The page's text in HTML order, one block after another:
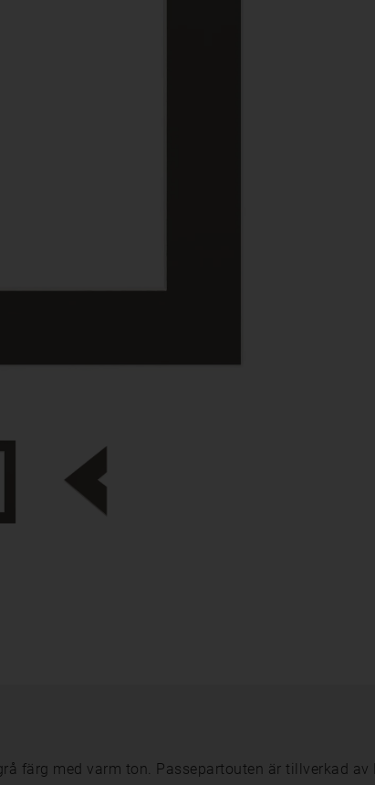
färg med varm ton. Passepartouten är tillverkad av